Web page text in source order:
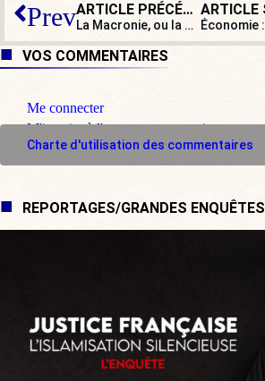
Prev ARTICLE PRÉCÉDENT
La Macronie, ou la crise de la démocratie
VOS COMMENTAIRES
Me connecter
M'inscrire à l'espace commentaire
Charte d'utilisation des commentaires
REPORTAGES/GRANDES ENQUÊTES